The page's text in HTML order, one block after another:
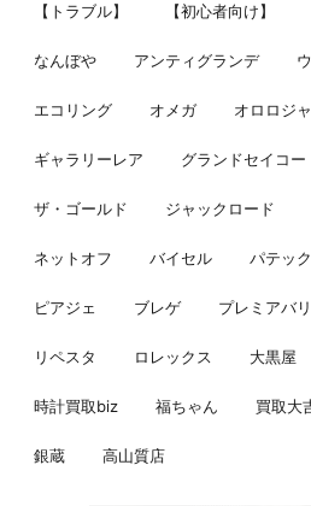
【トラブル】 【初心者向け】
なんぼや アンティグランデ
エコリング オメガ オロロジ
ギャラリーレア グランドセイコー
ザ・ゴールド ジャックロード
ネットオフ バイセル パテッ
ピアジェ ブレゲ プレミアバ
リペスタ ロレックス 大黒屋
時計買取biz 福ちゃん 買取大
銀蔵 高山質店